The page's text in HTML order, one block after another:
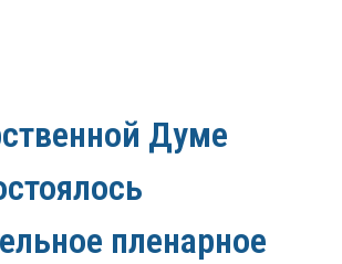
Думе
пленарное